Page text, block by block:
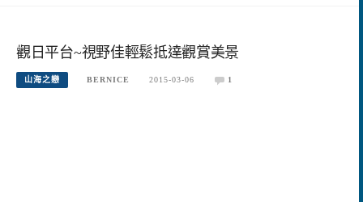
觀日平台~視野佳輕鬆抵達觀賞美景
山海之戀 BERNICE 2015-03-06 1